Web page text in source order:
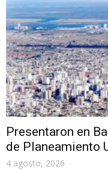
Presentaron en
de Planeamiento
4 agosto, 2026